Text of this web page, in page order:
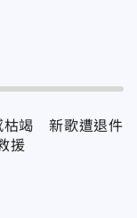
枯竭 新歌遭退件
援